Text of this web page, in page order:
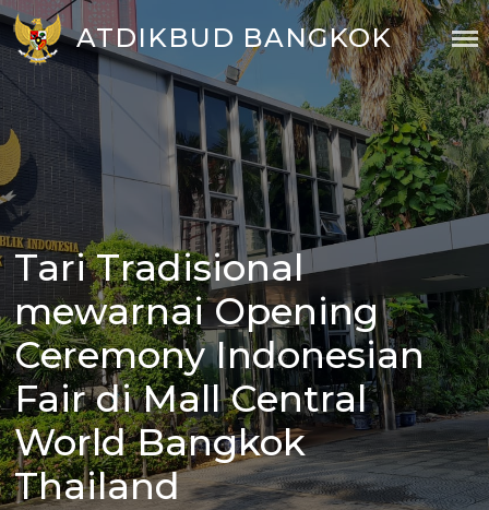
Skip
to
content
ATDIKBUD BANGKOK
Posted
on
Tari Tradisional
mewarnai Opening
Ceremony Indonesian
Fair di Mall Central
World Bangkok
Thailand